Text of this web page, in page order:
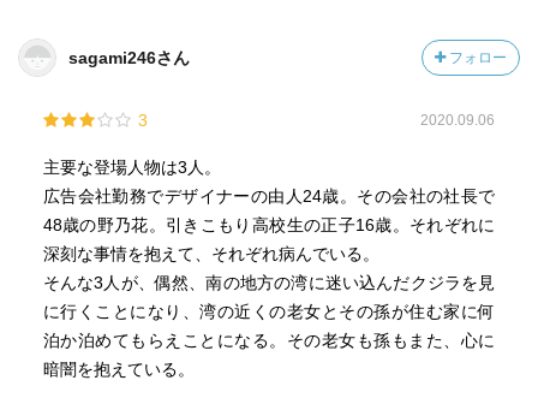
sagami246さん フォロー
3 2020.09.06
主要な登場人物は3人。
広告会社勤務でデザイナーの由人24歳。その会社の社長で
48歳の野乃花。引きこもり高校生の正子16歳。それぞれに
深刻な事情を抱えて、それぞれ病んでいる。
そんな3人が、偶然、南の地方の湾に迷い込んだクジラを見
に行くことになり、湾の近くの老女とその孫が住む家に何
泊か泊めてもらえことになる。その老女も孫もまた、心に
暗闇を抱えている。